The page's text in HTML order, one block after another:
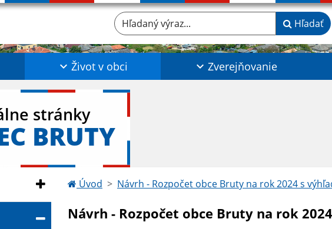
Hľadaný výraz... Hľadať
Život v obci Zverejňovanie
stránky
BRUTY
Úvod Návrh - Rozpočet obce Bruty na rok 2024 s
Návrh - Rozpočet obce Bruty na rok